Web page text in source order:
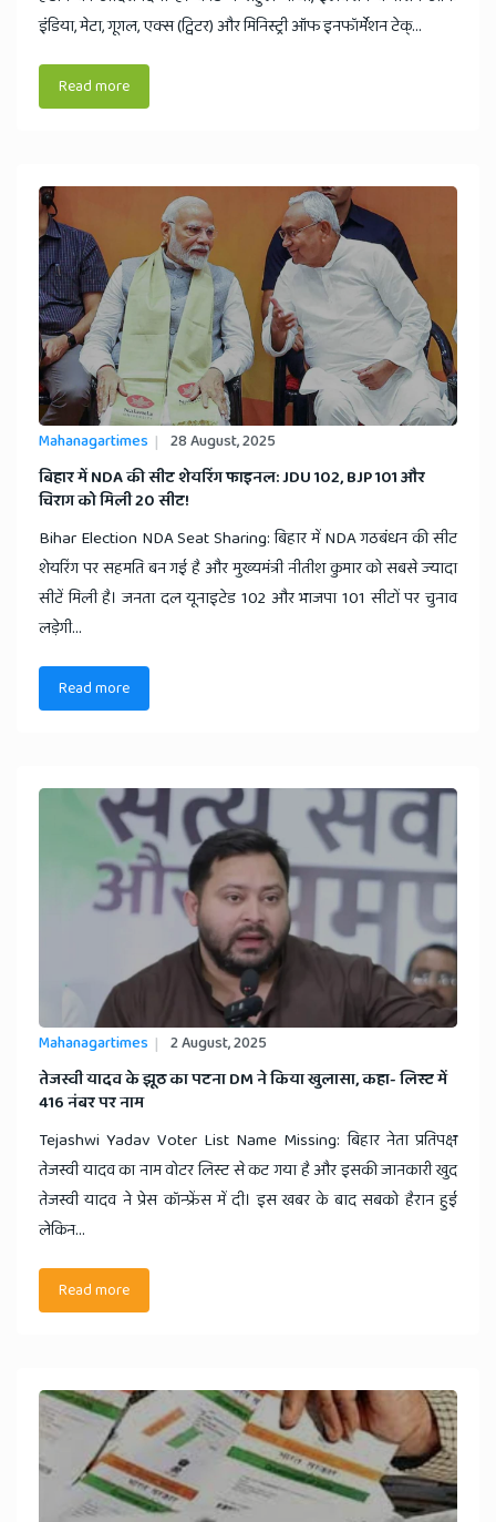
इंडिया, मेटा, गूगल, एक्स (ट्विटर) और मिनिस्ट्री ऑफ इनफॉर्मेशन टेक्...
Read more
Mahanagartimes 28 August, 2025
​बिहार में NDA की सीट शेयरिंग फाइनल: JDU 102, BJP 101 और
चिराग को मिली 20 सीट!
Bihar Election NDA Seat Sharing: बिहार में NDA गठबंधन की सीट
शेयरिंग पर सहमति बन गई है और मुख्यमंत्री नीतीश कुमार को सबसे ज्यादा
सीटें मिली है। जनता दल यूनाइटेड 102 और भाजपा 101 सीटों पर चुनाव
लड़ेगी...
Read more
Mahanagartimes 2 August, 2025
​तेजस्वी यादव के झूठ का पटना DM ने किया खुलासा, कहा- लिस्ट में
416 नंबर पर नाम
Tejashwi Yadav Voter List Name Missing: बिहार नेता प्रतिपक्ष
तेजस्वी यादव का नाम वोटर लिस्ट से कट गया है और इसकी जानकारी खुद
तेजस्वी यादव ने प्रेस कॉन्फ्रेंस में दी। इस खबर के बाद सबको हैरान हुई
लेकिन...
Read more